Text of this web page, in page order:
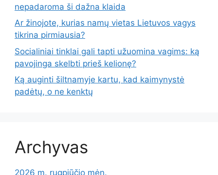
nepadaroma ši dažna klaida
Ar žinojote, kurias namų vietas Lietuvos vagys
tikrina pirmiausia?
Socialiniai tinklai gali tapti užuomina vagims: ką
pavojinga skelbti prieš kelionę?
Ką auginti šiltnamyje kartu, kad kaimynystė
padėtų, o ne kenktų
Archyvas
2026 m. rugpjūčio mėn.